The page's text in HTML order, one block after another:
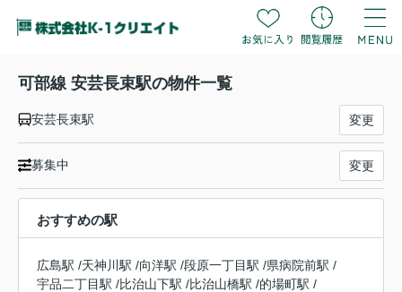
可部線 安芸長束駅の物件一覧
安芸長束駅 変更
募集中 変更
おすすめの駅
広島駅 /天神川駅 /向洋駅 /段原一丁目駅 /県病院前駅 /
宇品二丁目駅 /比治山下駅 /比治山橋駅 /的場町駅 /